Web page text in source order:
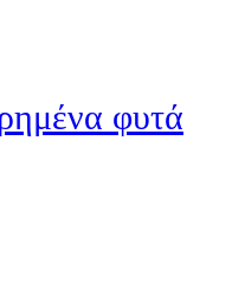
φυτά